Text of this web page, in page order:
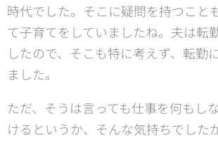
時代でした。そこに疑問を持つこと
て子育てをしていましたね。夫は転
したので、そこも特に考えず、転勤
ました。
ただ、そうは言っても仕事を何もし
けるというか、そんな気持ちでした